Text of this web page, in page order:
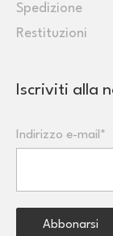
Spedizione
Restituzioni
Iscriviti alla
Indirizzo e-mail*